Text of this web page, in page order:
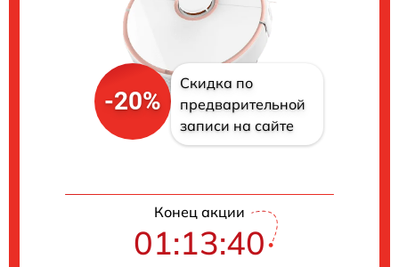
-20%
Скидка по
предварительной
записи на сайте
Конец акции
01:13:39